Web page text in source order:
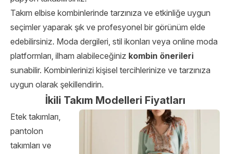
Takım elbise kombinlerinde tarzınıza ve etkinliğe uygun
seçimler yaparak şık ve profesyonel bir görünüm elde
edebilirsiniz. Moda dergileri, stil ikonları veya online moda
platformları, ilham alabileceğiniz kombin önerileri
sunabilir. Kombinlerinizi kişisel tercihlerinize ve tarzınıza
uygun olarak şekillendirin.
İkili Takım Modelleri Fiyatları
Etek takımları,
pantolon
takımları ve